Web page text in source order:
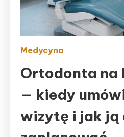
Medycyna
Ortodonta na
— kiedy
wizytę i jak ją